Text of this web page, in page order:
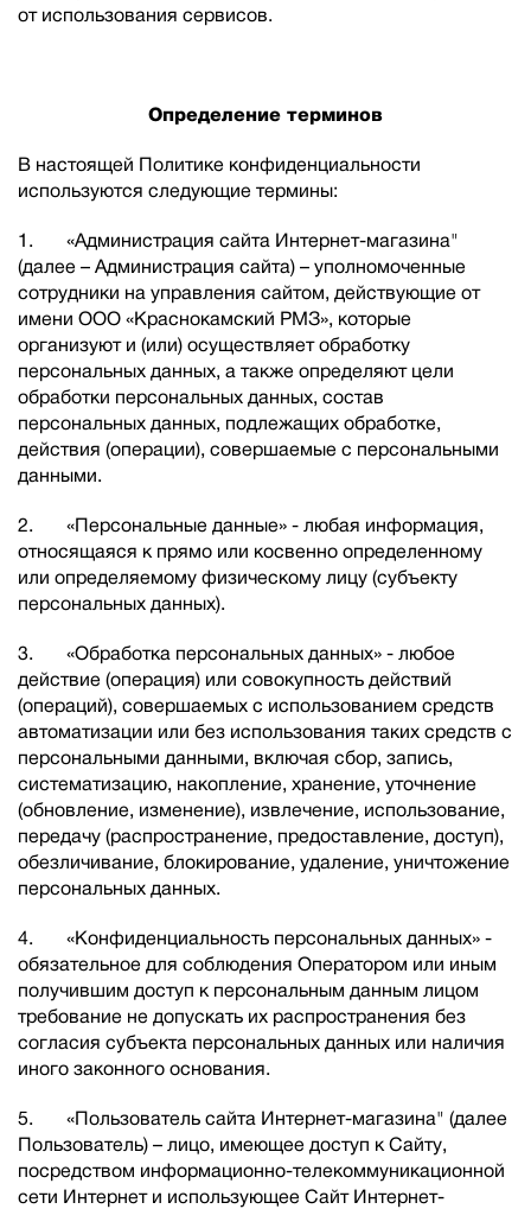
от использования сервисов.
Определение терминов
В настоящей Политике конфиденциальности
используются следующие термины:
1. «Администрация сайта Интернет-магазина"
(далее – Администрация сайта) – уполномоченные
сотрудники на управления сайтом, действующие от
имени ООО «Краснокамский РМЗ», которые
организуют и (или) осуществляет обработку
персональных данных, а также определяют цели
обработки персональных данных, состав
персональных данных, подлежащих обработке,
действия (операции), совершаемые с персональными
данными.
2. «Персональные данные» - любая информация,
относящаяся к прямо или косвенно определенному
или определяемому физическому лицу (субъекту
персональных данных).
3. «Обработка персональных данных» - любое
действие (операция) или совокупность действий
(операций), совершаемых с использованием средств
автоматизации или без использования таких средств с
персональными данными, включая сбор, запись,
систематизацию, накопление, хранение, уточнение
(обновление, изменение), извлечение, использование,
передачу (распространение, предоставление, доступ),
обезличивание, блокирование, удаление, уничтожение
персональных данных.
4. «Конфиденциальность персональных данных» -
обязательное для соблюдения Оператором или иным
получившим доступ к персональным данным лицом
требование не допускать их распространения без
согласия субъекта персональных данных или наличия
иного законного основания.
5. «Пользователь сайта Интернет-магазина" (далее
Пользователь) – лицо, имеющее доступ к Сайту,
посредством информационно-телекоммуникационной
сети Интернет и использующее Сайт Интернет-